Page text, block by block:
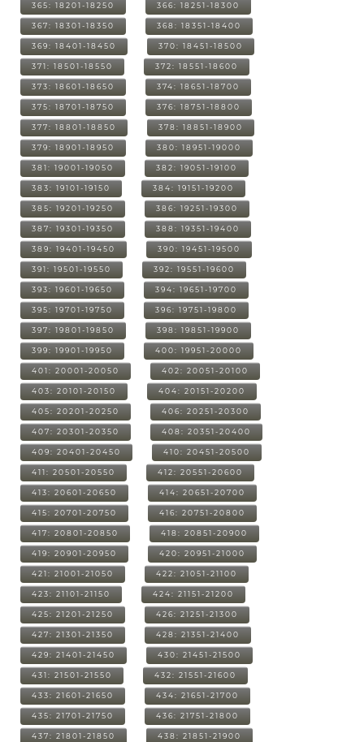
365: 18201-18250 366: 18251-18300
367: 18301-18350 368: 18351-18400
369: 18401-18450 370: 18451-18500
371: 18501-18550 372: 18551-18600
373: 18601-18650 374: 18651-18700
375: 18701-18750 376: 18751-18800
377: 18801-18850 378: 18851-18900
379: 18901-18950 380: 18951-19000
381: 19001-19050 382: 19051-19100
383: 19101-19150 384: 19151-19200
385: 19201-19250 386: 19251-19300
387: 19301-19350 388: 19351-19400
389: 19401-19450 390: 19451-19500
391: 19501-19550 392: 19551-19600
393: 19601-19650 394: 19651-19700
395: 19701-19750 396: 19751-19800
397: 19801-19850 398: 19851-19900
399: 19901-19950 400: 19951-20000
401: 20001-20050 402: 20051-20100
403: 20101-20150 404: 20151-20200
405: 20201-20250 406: 20251-20300
407: 20301-20350 408: 20351-20400
409: 20401-20450 410: 20451-20500
411: 20501-20550 412: 20551-20600
413: 20601-20650 414: 20651-20700
415: 20701-20750 416: 20751-20800
417: 20801-20850 418: 20851-20900
419: 20901-20950 420: 20951-21000
421: 21001-21050 422: 21051-21100
423: 21101-21150 424: 21151-21200
425: 21201-21250 426: 21251-21300
427: 21301-21350 428: 21351-21400
429: 21401-21450 430: 21451-21500
431: 21501-21550 432: 21551-21600
433: 21601-21650 434: 21651-21700
435: 21701-21750 436: 21751-21800
437: 21801-21850 438: 21851-21900